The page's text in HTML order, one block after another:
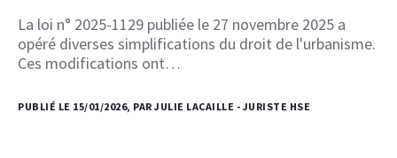
La loi n° 2025-1129 publiée le 27 novembre 2025 a
opéré diverses simplifications du droit de l'urbanisme.
Ces modifications ont…
PUBLIÉ LE 15/01/2026, PAR JULIE LACAILLE - JURISTE HSE